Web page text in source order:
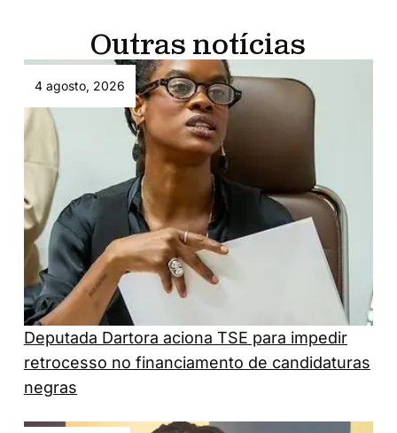
Outras notícias
4 agosto, 2026
Deputada Dartora aciona TSE para impedir
retrocesso no financiamento de candidaturas
negras